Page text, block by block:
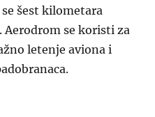
šest kilometara
Aerodrom se koristi za
letenje aviona i